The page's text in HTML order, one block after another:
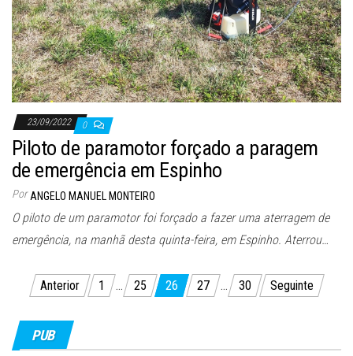
23/09/2022 0
Piloto de paramotor forçado a paragem
de emergência em Espinho
Por ANGELO MANUEL MONTEIRO
O piloto de um paramotor foi forçado a fazer uma aterragem de
emergência, na manhã desta quinta-feira, em Espinho. Aterrou…
Paginação
conteúdos
Anterior 1 … 25 26 27 … 30 Seguinte
PUB